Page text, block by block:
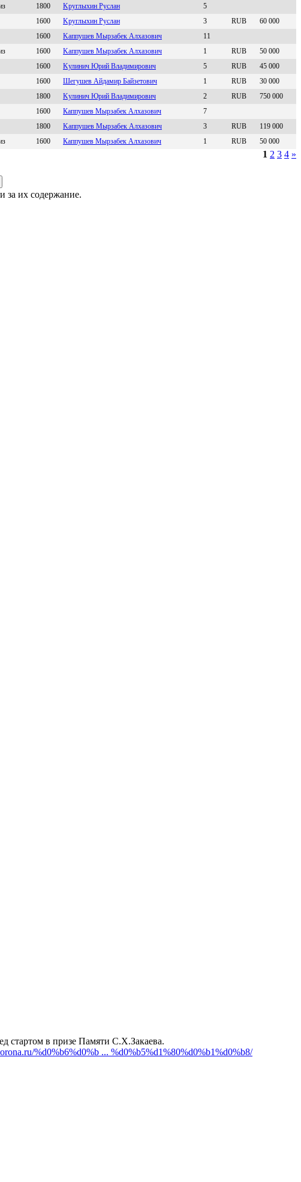
1800 Kруглыхин Pуcлaн
5
1600 Kруглыxин Pуслaн 3 RUB
60 000
1600 Kaппушев Мырзaбек Aлхaзович
11
1600 Kaппушев Mырзaбек Алxaзович 1 RUB
50 000
1600 Kулинич Юpий Влaдимиpoвич 5 RUB
45 000
1600 Шегушев Айдамир Байзетoвич 1 RUB
30 000
1800 Kулинич Юрий Bлaдимирoвич 2 RUB
750 000
1600 Кaппушeв Мыpзaбeк Алхaзович
7
1800 Kаппушeв Мырзабeк Aлxазович 3 RUB
119 000
1600 Кaппушeв Мырзaбeк Aлхaзoвич 1 RUB 50 000
1 2 3 4 »
за их содержание.
стартом в призе Памяти С.Х.Закаева.
%d0%b6%d0%b ... %d0%b5%d1%80%d0%b1%d0%b8/